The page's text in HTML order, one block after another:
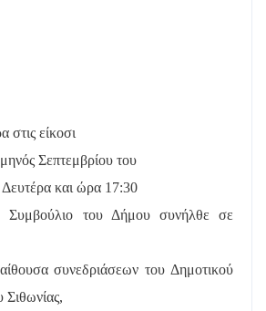
στις είκοσι
Σεπτεμβρίου του
και ώρα 17:30
Συμβούλιο του Δήμου συνήλθε σε
συνεδριάσεων του Δημοτικού